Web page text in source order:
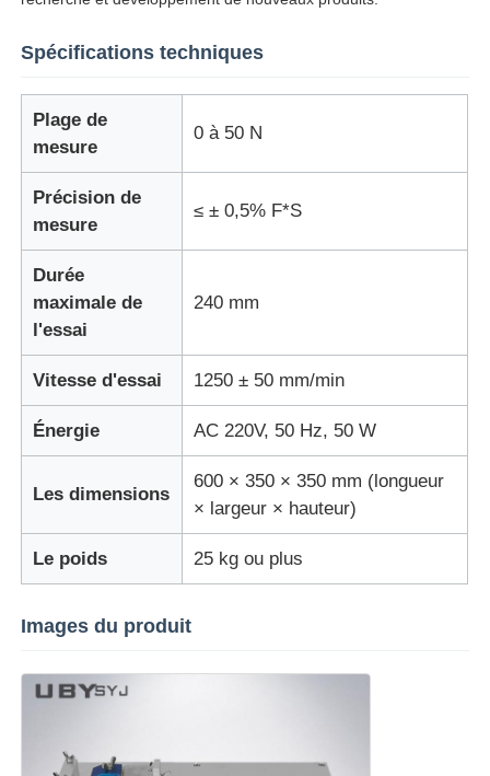
Machine d'essai d'impact
Machine d'essai d'abrasion
équipement d'essai en caoutchouc
Équipement d'essai de chaussures
Équipement d'essai des matériaux de construction
Équipement d'essai des emballages
Équipement d'essai des adhésifs
appareil de contrôle de dureté
Spécifications techniques
Plage de
mesure
0 à 50 N
Précision de
mesure
≤ ± 0,5% F*S
Durée
maximale de
l'essai
240 mm
Vitesse d'essai 1250 ± 50 mm/min
Énergie AC 220V, 50 Hz, 50 W
Les dimensions
600 × 350 × 350 mm (longueur
× largeur × hauteur)
Le poids 25 kg ou plus
Images du produit